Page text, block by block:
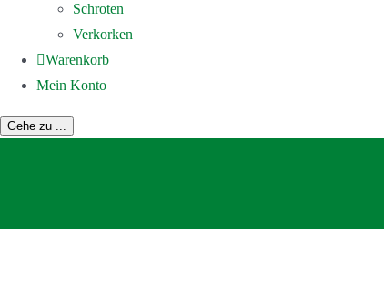
Schroten
Verkorken
Warenkorb
Mein Konto
Gehe zu ...